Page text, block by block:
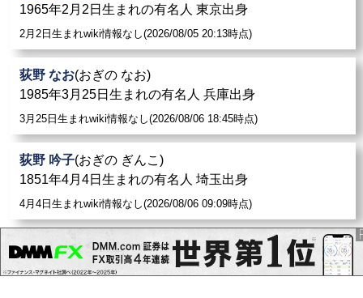
1965年2月2日生まれの有名人 東京出身
2月2日生まれwiki情報なし(2026/08/05 20:13時点)
荻野 なお(おぎの なお)
1985年3月25日生まれの有名人 兵庫出身
3月25日生まれwiki情報なし(2026/08/06 18:45時点)
荻野 吟子(おぎの ぎんこ)
1851年4月4日生まれの有名人 埼玉出身
4月4日生まれwiki情報なし(2026/08/06 09:09時点)